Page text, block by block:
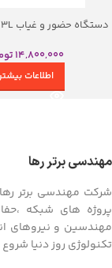
دستگاه حضور و غیاب SpeedFace V3L
14,800,000
اطلاعات
مهندسی برتر رها
پروژه های شبکه
مهندسین و نیروهای
تکنولوژی روز دنیا